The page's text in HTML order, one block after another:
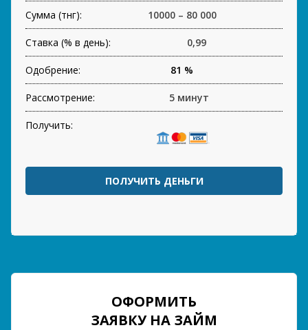
Сумма (тнг): 10000 – 80 000
Ставка (% в день): 0,99
Одобрение: 81 %
Рассмотрение: 5 минут
Получить:
ПОЛУЧИТЬ ДЕНЬГИ
ОФОРМИТЬ
ЗАЯВКУ НА ЗАЙМ